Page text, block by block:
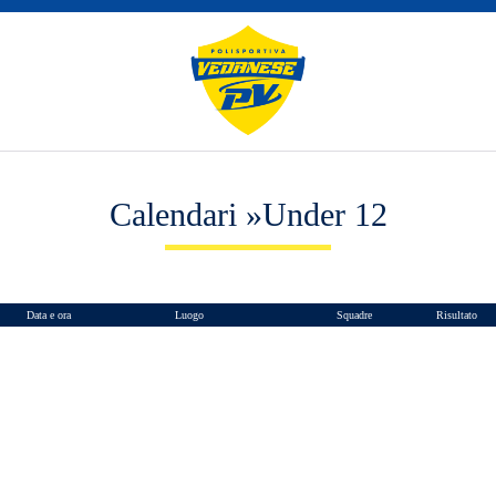
Calendari »Under 12
Data e ora Luogo Squadre Risultato